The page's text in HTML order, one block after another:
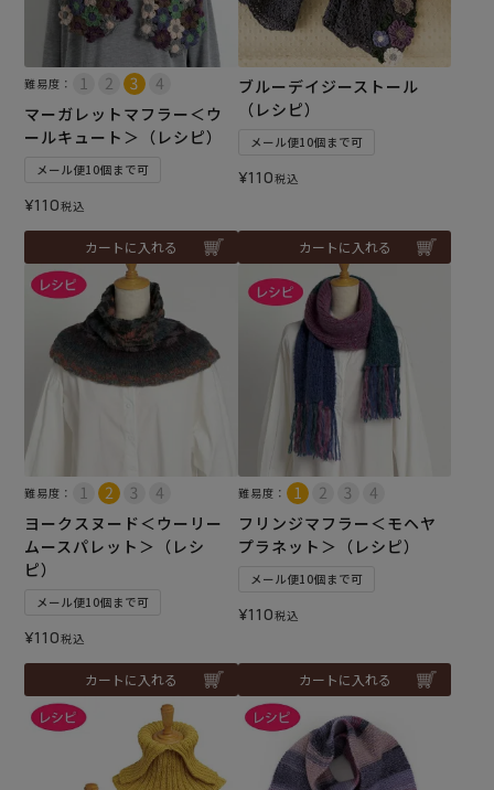
難易度：
マーガレットマフラー＜ウ
ールキュート＞（レシピ）
メール便10個まで可
¥110税込
カートに入れる
ブルーデイジーストール
（レシピ）
メール便10個まで可
¥110税込
カートに入れる
難易度：
ヨークスヌード＜ウーリー
ムースパレット＞（レシ
ピ）
メール便10個まで可
¥110税込
カートに入れる
難易度：
フリンジマフラー＜モヘヤ
プラネット＞（レシピ）
メール便10個まで可
¥110税込
カートに入れる